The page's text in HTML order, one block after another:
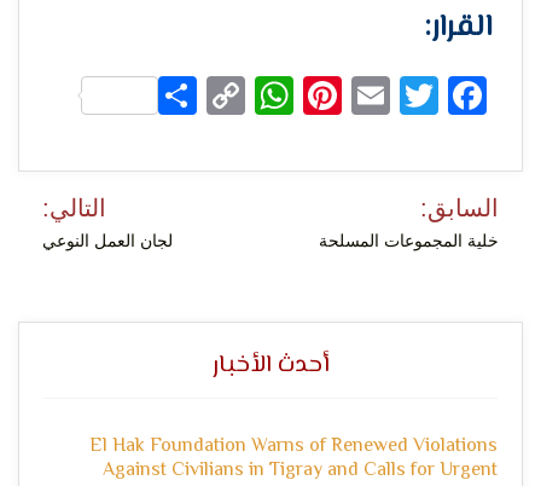
الرأي
التعبير
القرار:
Facebook
Twitter
Email
Pinterest
WhatsApp
Copy
Share
تصفّح
المقالات
السابق:
خلية المجموعات المسلحة
التالي:
لجان العمل النوعي
أحدث الأخبار
El Hak Foundation Warns of Renewed Violations
Against Civilians in Tigray and Calls for Urgent